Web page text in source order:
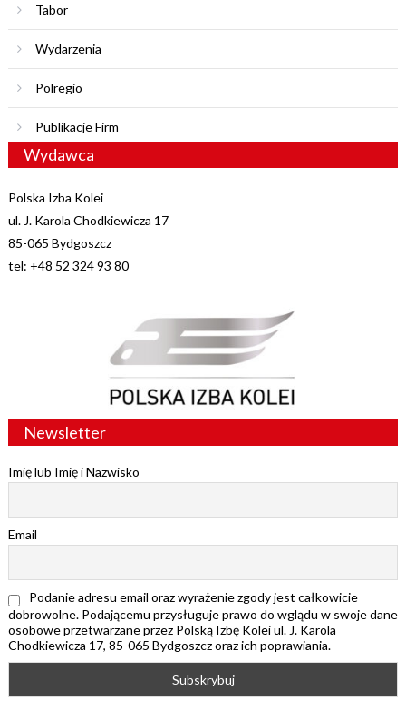
Tabor
Wydarzenia
Polregio
Publikacje Firm
Wydawca
Polska Izba Kolei
ul. J. Karola Chodkiewicza 17
85-065 Bydgoszcz
tel: +48 52 324 93 80
Newsletter
Imię lub Imię i Nazwisko
Email
Podanie adresu email oraz wyrażenie zgody jest całkowicie
dobrowolne. Podającemu przysługuje prawo do wglądu w swoje dane
osobowe przetwarzane przez Polską Izbę Kolei ul. J. Karola
Chodkiewicza 17, 85-065 Bydgoszcz oraz ich poprawiania.